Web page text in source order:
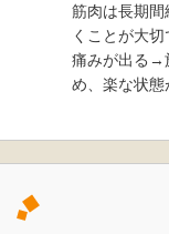
筋肉は長期
くことが大
痛みが出る→
め、楽な状